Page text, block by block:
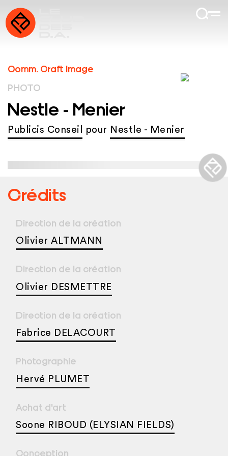
Comm. Craft Image
PHOTO
Nestle - Menier
Publicis Conseil pour Nestle - Menier
Crédits
Direction de la création
Olivier ALTMANN
Direction de la création
Olivier DESMETTRE
Direction de la création
Fabrice DELACOURT
Photographie
Hervé PLUMET
Achat d'art
Soone RIBOUD (ELYSIAN FIELDS)
Conception